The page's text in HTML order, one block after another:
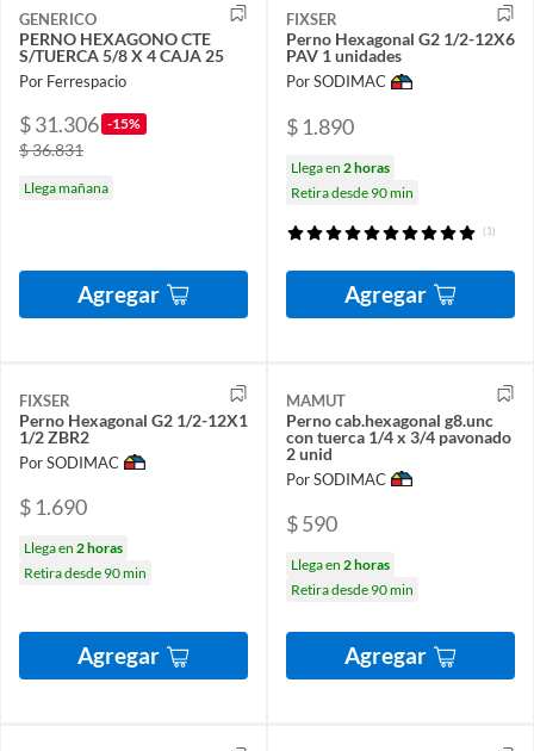
GENERICO
PERNO HEXAGONO CTE
S/TUERCA 5/8 X 4 CAJA 25
Por Ferrespacio
$ 31.306 -15%
$ 36.831
Llega mañana
Agregar
FIXSER
Perno Hexagonal G2 1/2-12X6
PAV 1 unidades
Por SODIMAC
$ 1.890
Llega en 2 horas
Retira desde 90 min
(1)
Agregar
FIXSER
Perno Hexagonal G2 1/2-12X1
1/2 ZBR2
Por SODIMAC
$ 1.690
Llega en 2 horas
Retira desde 90 min
Agregar
MAMUT
Perno cab.hexagonal g8.unc
con tuerca 1/4 x 3/4 pavonado
2 unid
Por SODIMAC
$ 590
Llega en 2 horas
Retira desde 90 min
Agregar